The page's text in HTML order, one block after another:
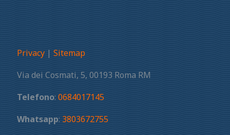
Privacy | Sitemap
Via dei Cosmati, 5, 00193 Roma RM
Telefono: 0684017145
Whatsapp: 3803672755